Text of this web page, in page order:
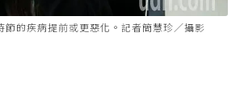
節的疾病提前或更惡化。記者簡慧珍／攝影